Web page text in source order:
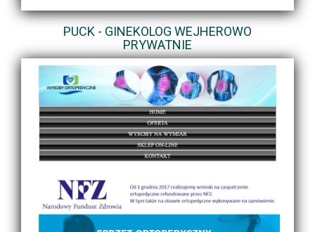
PUCK - GINEKOLOG WEJHEROWO
PRYWATNIE